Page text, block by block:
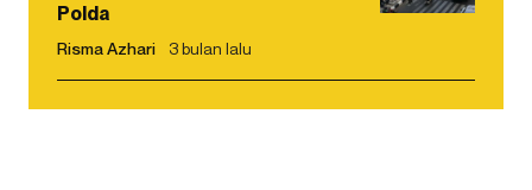
Polda
Risma Azhari 3 bulan lalu